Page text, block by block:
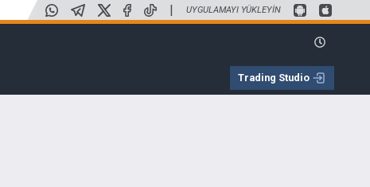
| UYGULAMAYI YÜKLEYIN
Trading Studio